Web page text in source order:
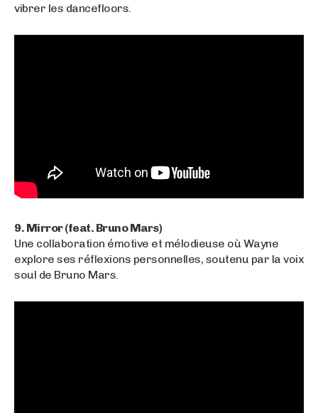
vibrer les dancefloors.
9. Mirror (feat. Bruno Mars)
Une collaboration émotive et mélodieuse où Wayne
explore ses réflexions personnelles, soutenu par la voix
soul de Bruno Mars.